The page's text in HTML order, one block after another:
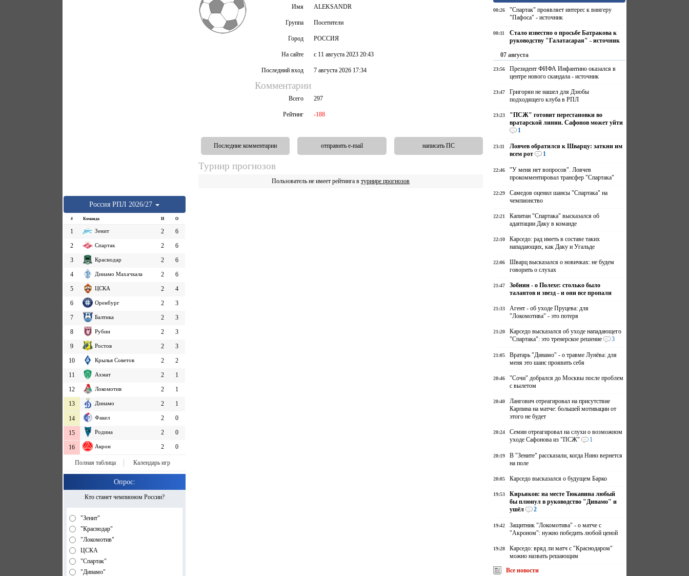
Россия РПЛ 2026/27
# Команда И О
1 Зенит 2
6
2
Спартак 2
6
3
Краснодар 2
6
4
Динамо Махачкала 2
6
5
ЦСКА 2
4
6
Оренбург 2
3
7
Балтика 2
3
8
Рубин 2
3
9
Ростов 2
3
10
Крылья Советов 2
2
11
Ахмат 2
1
12
Локомотив 2
1
13
Динамо 2 1
14 Факел 2 0
15 Родина 2 0
16 Акрон 2 0
Полная таблица Календарь игр
Опрос:
Кто станет чемпионом России?
"Зенит"
"Краснодар"
"Локомотив"
ЦСКА
"Спартак"
"Динамо"
Имя ALEKSANDR
Группа Посетители
Город РОССИЯ
На сайте с 11 августа 2023 20:43
Последний вход 7 августа 2026 17:34
Комментарии
Всего 297
Рейтинг -188
Последние комментарии отправить e-mail написать ПС
Турнир прогнозов
Пользователь не имеет рейтинга в турнире прогнозов
00:26
"Спартак" проявляет интерес к вингеру
"Пафоса" - источник
00:11
Стало известно о просьбе Батракова к
руководству "Галатасарая" - источник
07 августа
23:56
Президент ФИФА Инфантино оказался в
центре нового скандала - источник
23:47
Григорян не нашел для Дзюбы
подходящего клуба в РПЛ
23:23
"ПСЖ" готовит перестановки во
вратарской линии. Сафонов может уйти
1
23:11
Ловчев обратился к Шварцу: заткни им
всем рот
1
22:46
"У меня нет вопросов". Ловчев
прокомментировал трансфер "Спартака"
22:29
Самедов оценил шансы "Спартака" на
чемпионство
22:21
Капитан "Спартака" высказался об
адаптации Даку в команде
22:10
Карседо: рад иметь в составе таких
нападающих, как Даку и Угальде
22:06
Шварц высказался о новичках: не будем
говорить о слухах
21:47
Зобнин - о Полехе: столько было
талантов и звезд - и они все пропали
21:33
Агент - об уходе Пруцева: для
"Локомотива" - это потеря
21:20
Карседо высказался об уходе нападающего
"Спартака": это тренерское решение
3
21:05
Вратарь "Динамо" - о травме Лунёва: для
меня это шанс проявить себя
20:46
"Сочи" добрался до Москвы после проблем
с вылетом
20:40
Лангович отреагировал на присутствие
Карпина на матче: большей мотивации от
этого не будет
20:24
Семин отреагировал на слухи о возможном
уходе Сафонова из "ПСЖ"
1
20:19
В "Зените" рассказали, когда Нино вернется
на поле
20:05 Карседо высказался о будущем Барко
19:53
Кирьяков: на месте Тюкавина любый
бы плюнул в руководство "Динамо" и
ушёл
2
19:42
Защитник "Локомотива" - о матче с
"Акроном": нужно победить любой ценой
19:28
Карседо: вряд ли матч с "Краснодаром"
можно назвать решающим
Все новости